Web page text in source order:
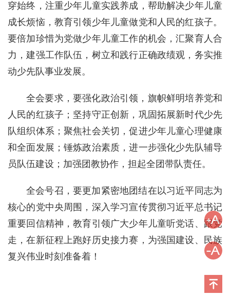
穿始终，注重少年儿童实践养成，帮助解决少年儿童
成长烦恼，教育引领少年儿童做党和人民的红孩子。
要倍加珍惜为党做少年儿童工作的机会，汇聚育人合
力，建强工作队伍，树立和践行正确政绩观，务实推
动少先队事业发展。
全会要求，要强化政治引领，旗帜鲜明培养党和
人民的红孩子；坚持守正创新，巩固拓展新时代少先
队组织体系；聚焦社会关切，促进少年儿童心理健康
和全面发展；锤炼政治素质，进一步强化少先队辅导
员队伍建设；加强团教协作，担起全团带队责任。
全会号召，要更加紧密地团结在以习近平同志为
核心的党中央周围，深入学习宣传贯彻习近平总书记
重要回信精神，教育引领广大少年儿童听党话、跟党
走，在新征程上跑好历史接力赛，为强国建设、民族
复兴伟业时刻准备着！